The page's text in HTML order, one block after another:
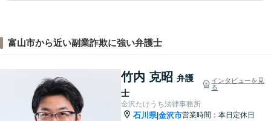
富山市から近い副業詐欺に強い弁護士
竹内 克昭 弁護
士
インタビューを見
る
金沢たけうち法律事務所
石川県|金沢市営業時間：本日定休日